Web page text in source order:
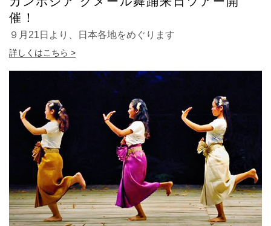
催！
９月21日より、日本各地をめぐります
詳しくはこちら >